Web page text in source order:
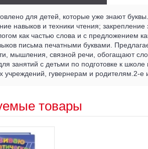
для детей, которые уже знают
навыков и техники чтения; закрепление
как частью слова и с предложением
письма печатными буквами.
мышления, связной речи, обогащают
занятий с детьми по подготовке к
учреждений, гувернерам и родителям.2-
товары